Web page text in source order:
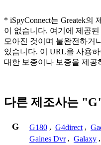
* iSpyConnect는 Greatek의
이 없습니다. 여기에 제공
모아진 것이며 불완전하거
있습니다. 이 URL을 사용
대한 보증이나 보증을 제공
다른 제조사는
G G180 , G4direct ,
Gaines Dvr , Galaxy ,